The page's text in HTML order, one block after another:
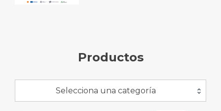
Productos
Selecciona una categoría